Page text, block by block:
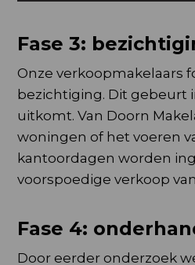
Fase 3:
Onze verkoopmakelaars
bezichtiging. Dit gebeurt
uitkomt. Van Doorn
woningen of het voeren
kantoordagen worden
voorspoedige verkoop
Fase 4:
Door eerder onderzoek